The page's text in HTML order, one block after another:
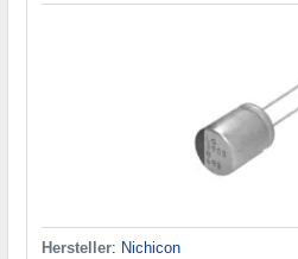
Hersteller: Nichicon